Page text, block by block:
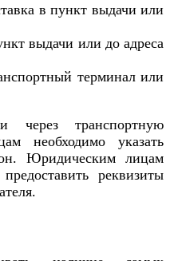
в пункт выдачи или
выдачи или до адреса
терминал или
через транспортную
необходимо указать
Юридическим лицам
реквизиты